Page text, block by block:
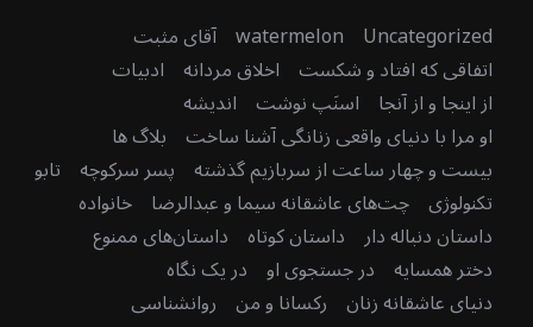
Uncategorized
watermelon آقای مثبت
اتفاقی که افتاد و شکست اخلاق مردانه ادبیات
از اینجا و از آنجا اسنَپ نوشت اندیشه
او مرا با دنیای واقعی زنانگی آشنا ساخت بلاگ ها
بیست و چهار ساعت از سربازیم گذشته پسر سرکوچه تابو
تکنولوژی چت‌های عاشقانه سیما و عبدالرضا خانواده
داستان دنباله دار داستان کوتاه داستان‌های ممنوع
دختر همسایه در جستجوی او در یک نگاه
دنیای عاشقانه زنان رکسانا و من روانشناسی